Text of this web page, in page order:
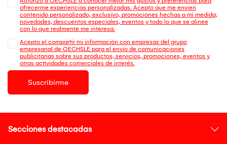
ofrecerme experiencias personalizadas. Acepto que me envien
contenido personalizado, exclusivo, promociones hechas a mi medida,
novedades, descuentos especiales, eventos y todo lo que se alinee
con lo que realmente me interesa.
Acepto el compartir mi información con empresas del grupo
empresarial de OECHSLE para el envío de comunicaciones
publicitarias sobre sus productos, servicios, promociones, eventos y
otras actividades comerciales de interés.
Suscribirme
Secciones destacadas